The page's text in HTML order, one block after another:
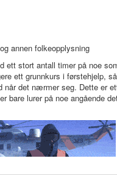
annen folkeopplysning
ett stort antall timer på noe
ett grunnkurs i førstehjelp,
det nærmer seg. Dette er
bare lurer på noe angående